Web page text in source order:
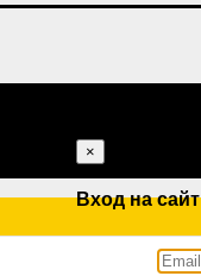
×
Вход на сайт